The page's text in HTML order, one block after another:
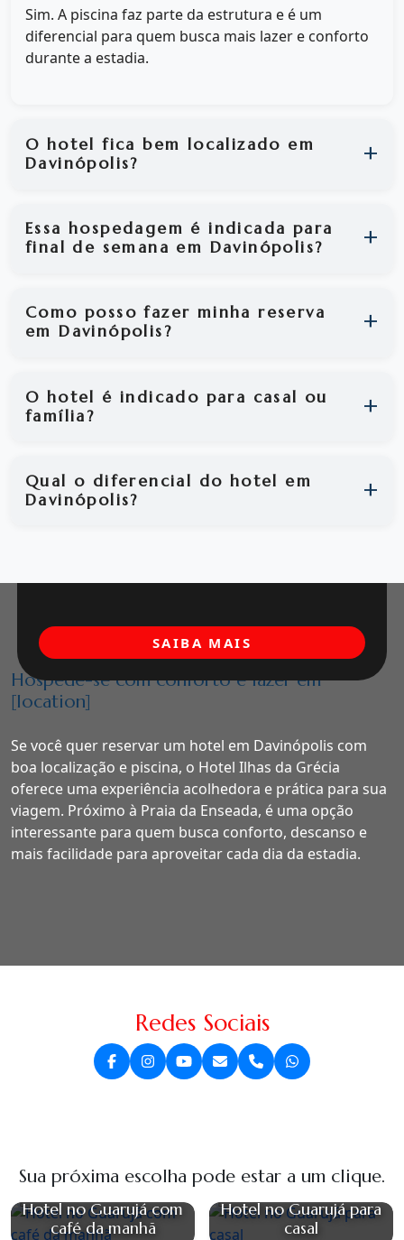
Sim. A piscina faz parte da estrutura e é um
diferencial para quem busca mais lazer e conforto
durante a estadia.
O hotel fica bem localizado em
Davinópolis?
Essa hospedagem é indicada para
final de semana em Davinópolis?
Como posso fazer minha reserva
em Davinópolis?
O hotel é indicado para casal ou
família?
Qual o diferencial do hotel em
Davinópolis?
Hospede-se com conforto e lazer em
[location]
Se você quer reservar um hotel em Davinópolis com
boa localização e piscina, o Hotel Ilhas da Grécia
oferece uma experiência acolhedora e prática para sua
viagem. Próximo à Praia da Enseada, é uma opção
interessante para quem busca conforto, descanso e
mais facilidade para aproveitar cada dia da estadia.
SAIBA MAIS
Redes Sociais
Sua próxima escolha pode estar a um clique.
Hotel no Guarujá com
café da manhã
Hotel no Guarujá para
casal